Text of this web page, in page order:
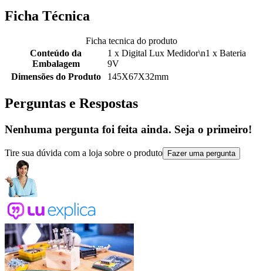
Ficha Técnica
Ficha tecnica do produto
Conteúdo da
Embalagem
1 x Digital Lux Medidor\n1 x Bateria
9V
Dimensões do Produto
145X67X32mm
Perguntas e Respostas
Nenhuma pergunta foi feita ainda. Seja o primeiro!
Tire sua dúvida com a loja sobre o produto Fazer uma pergunta